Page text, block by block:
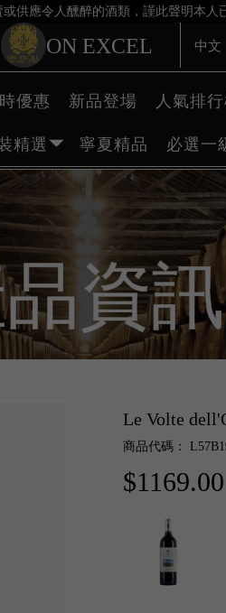
供應令人醺醉的酒類，謹此聲明本人
ON EXCEL 中文
優惠 新品登場 人氣排
精選 寧夏精品 必選一
資訊
Le Volte
商品代碼：
$1169.00